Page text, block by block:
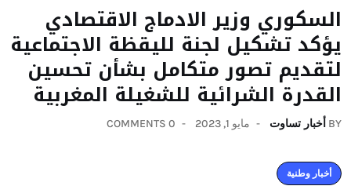
السكوري وزير الادماج الاقتصادي
يؤكد تشكيل لجنة لليقظة الاجتماعية
لتقديم تصور متكامل بشأن تحسين
القدرة الشرائية للشغيلة المغربية
BY أخبار تساوت مايو 1, 2023 0 COMMENTS
أخبار وطنية